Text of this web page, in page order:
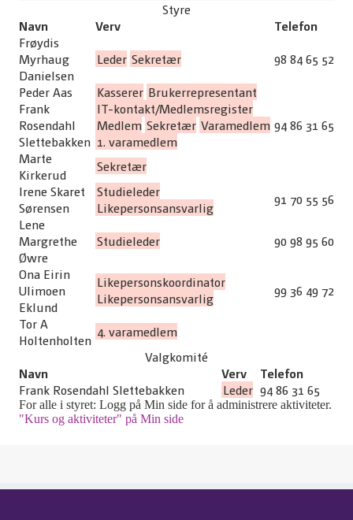
Styre
Navn
Verv
Telefon
Frøydis
Myrhaug
Danielsen
Leder Sekretær
98 84 65 52
Peder Aas
Kasserer Brukerrepresentant
Frank
Rosendahl
Slettebakken
IT-kontakt/Medlemsregister
Medlem Sekretær Varamedlem
1. varamedlem
94 86 31 65
Marte
Kirkerud
Sekretær
Irene Skaret
Sørensen
Studieleder
Likepersonsansvarlig
91 70 55 56
Lene
Margrethe
Øwre
Studieleder
90 98 95 60
Ona Eirin
Ulimoen
Eklund
Likepersonskoordinator
Likepersonsansvarlig
99 36 49 72
Tor A
Holtenholten
4. varamedlem
Valgkomité
Navn
Verv
Telefon
Frank Rosendahl Slettebakken
Leder 94 86 31 65
For alle i styret: Logg på Min side for å administrere aktiviteter.
"Kurs og aktiviteter" på Min side